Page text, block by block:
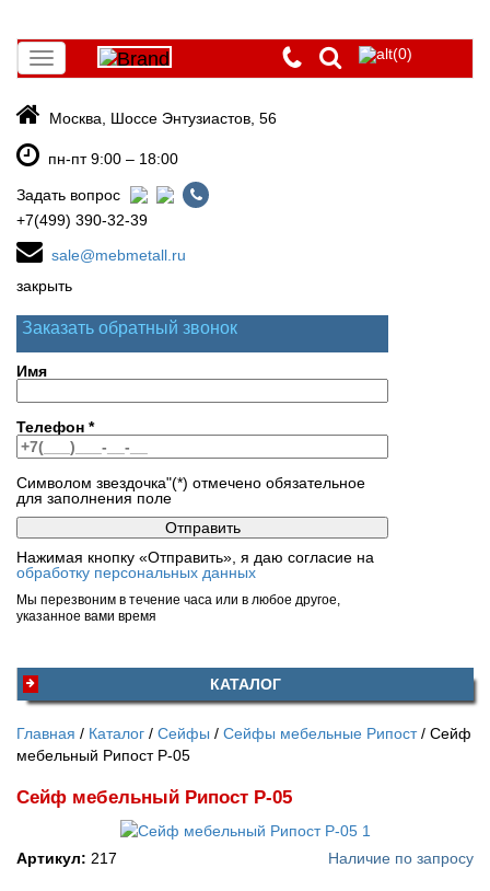
Toggle
navigation
(0)
Москва, Шоссе Энтузиастов, 56
пн-пт 9:00 – 18:00
Задать вопрос
+7(499) 390-32-39
sale@mebmetall.ru
закрыть
Заказать обратный звонок
Имя
Телефон *
Символом звездочка"(*) отмечено обязательное
для заполнения поле
Нажимая кнопку «Отправить», я даю согласие на
обработку персональных данных
Мы перезвоним в течение часа или в любое другое,
указанное вами время
КАТАЛОГ
Главная Каталог Сейфы Сейфы мебельные Рипост
Сейф
мебельный Рипост Р-05
Сейф мебельный Рипост Р-05
Артикул: 217 Наличие по запросу